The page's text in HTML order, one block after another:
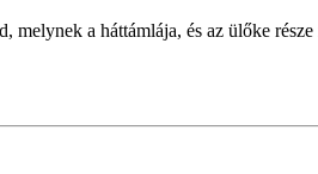
melynek a háttámlája, és az ülőke